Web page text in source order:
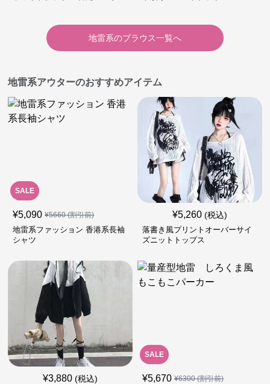
地雷系のブラウス一覧へ
地雷系アウターのおすすめアイテム
SALE
¥5,090 ¥5660(割引前)
地雷系ファッション 香港系長袖
シャツ
¥5,260 (税込)
落書き風プリントオーバーサイ
ズニットトップス
¥3,880 (税込)
SALE
¥5,670 ¥6300(割引前)